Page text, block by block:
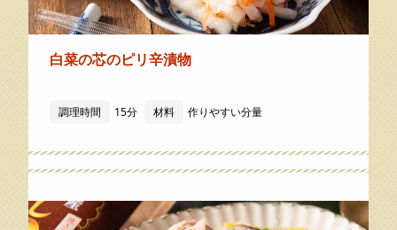
白菜の芯のピリ辛漬物
調理時間 15分 材料 作りやすい分量